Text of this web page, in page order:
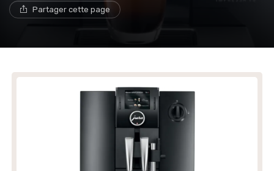
Partager cette page
de Café ou Café et les offres de ses partenaires.